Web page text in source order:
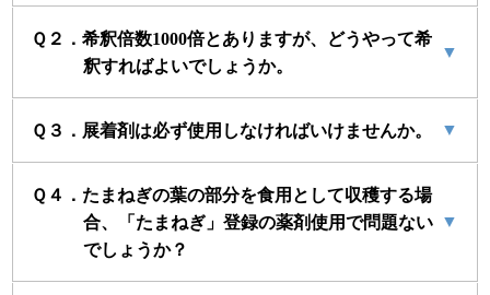
Ｑ２．希釈倍数1000倍とありますが、どうやって希
釈すればよいでしょうか。
▼
Ｑ３．展着剤は必ず使用しなければいけませんか。 ▼
Ｑ４．たまねぎの葉の部分を食用として収穫する場
合、「たまねぎ」登録の薬剤使用で問題ない
でしょうか？
▼